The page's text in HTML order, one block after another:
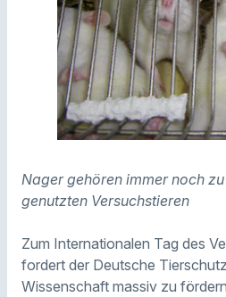
Nager gehören immer noch
genutzten Versuchstieren
Zum Internationalen Tag des
fordert der Deutsche
Wissenschaft massiv zu